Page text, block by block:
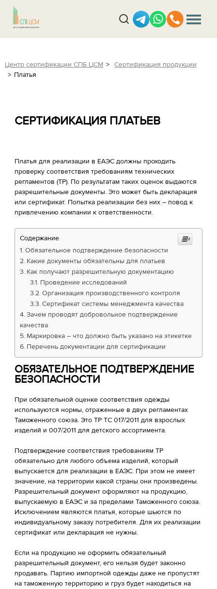
Центр сертификации СПБ ЦСМ
Сертификация продукции
Платья
СЕРТИФИКАЦИЯ ПЛАТЬЕВ
Платья для реализации в ЕАЭС должны проходить
проверку соответствия требованиям технических
регламентов (ТР). По результатам таких оценок выдаются
разрешительные документы. Это может быть декларация
или сертификат. Попытка реализации без них – повод к
привлечению компании к ответственности.
Содержание
Обязательное подтверждение безопасности
Какие документы обязательны для платьев
Как получают разрешительную документацию
Проведение исследований
Организация производственного контроля
Сертификат системы менеджмента качества
Зачем проводят добровольное подтверждение
качества
Маркировка – что должно быть указано на этикетке
Перечень документации для сертификации
ОБЯЗАТЕЛЬНОЕ ПОДТВЕРЖДЕНИЕ
БЕЗОПАСНОСТИ
При обязательной оценке соответствия одежды
используются нормы, отраженные в двух регламентах
Таможенного союза. Это ТР ТС 017/2011 для взрослых
изделий и 007/2011 для детского ассортимента.
Подтверждение соответствия требованиям ТР
обязательно для любого объема изделий, который
выпускается для реализации в ЕАЭС. При этом не имеет
значение, на территории какой страны они произведены.
Разрешительный документ оформляют на продукцию,
выпускаемую в ЕАЭС и за пределами Таможенного союза.
Исключением являются платья, которые шьются по
индивидуальному заказу потребителя. Для их реализации
сертификат или декларация не нужны.
Если на продукцию не оформить обязательный
разрешительный документ, его нельзя будет законно
продавать. Партию импортной одежды даже не пропустят
на таможенную территорию и груз будет находиться на